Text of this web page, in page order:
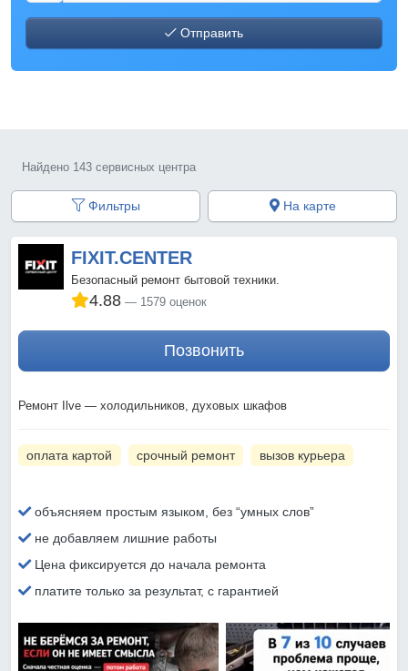
Отправить
Найдено 143 сервисных центра
Фильтры На карте
FIXIT.CENTER
Безопасный ремонт бытовой техники.
4.88 1579 оценок
Позвонить
Ремонт Ilve — холодильников, духовых шкафов
оплата картой срочный ремонт вызов курьера
объясняем простым языком, без “умных слов”
не добавляем лишние работы
Цена фиксируется до начала ремонта
платите только за результат, с гарантией